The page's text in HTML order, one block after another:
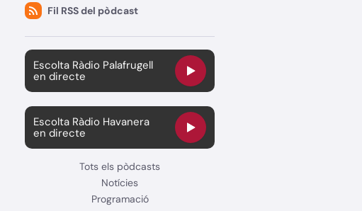
Fil RSS del pòdcast
Escolta Ràdio Palafrugell
en directe
Escolta Ràdio Havanera
en directe
Tots els pòdcasts
Notícies
Programació